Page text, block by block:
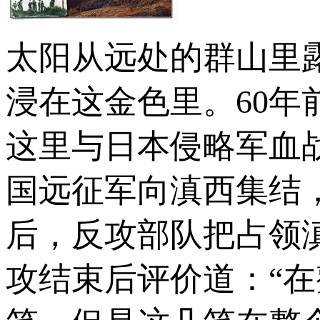
太阳从远处的群山里
浸在这金色里。60年
这里与日本侵略军血
国远征军向滇西集结
后，反攻部队把占领
攻结束后评价道：“